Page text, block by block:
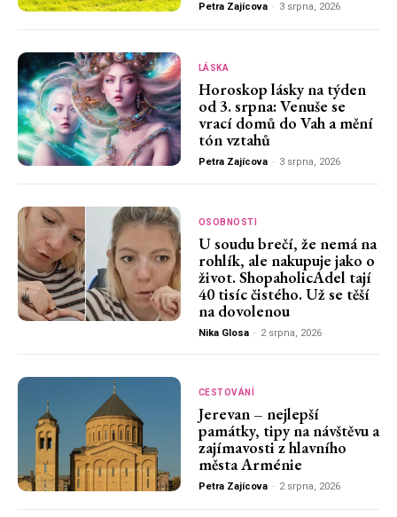
Petra Zajícova - 3 srpna, 2026
LÁSKA
Horoskop lásky na týden
od 3. srpna: Venuše se
vrací domů do Vah a mění
tón vztahů
Petra Zajícova - 3 srpna, 2026
OSOBNOSTI
U soudu brečí, že nemá na
rohlík, ale nakupuje jako o
život. ShopaholicAdel tají
40 tisíc čistého. Už se těší
na dovolenou
Nika Glosa - 2 srpna, 2026
CESTOVÁNÍ
Jerevan – nejlepší
památky, tipy na návštěvu a
zajímavosti z hlavního
města Arménie
Petra Zajícova - 2 srpna, 2026